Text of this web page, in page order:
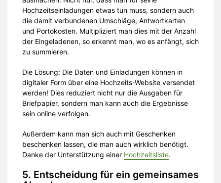
Hochzeitseinladungen etwas tun muss, sondern auch
die damit verbundenen Umschläge, Antwortkarten
und Portokosten. Multipliziert man dies mit der Anzahl
der Eingeladenen, so erkennt man, wo es anfängt, sich
zu summieren.
Die Lösung: Die Daten und Einladungen können in
digitaler Form über eine Hochzeits-Website versendet
werden! Dies reduziert nicht nur die Ausgaben für
Briefpapier, sondern man kann auch die Ergebnisse
sein online verfolgen.
Außerdem kann man sich auch mit Geschenken
beschenken lassen, die man auch wirklich benötigt.
Danke der Unterstützung einer Hochzeitsliste.
5. Entscheidung für ein gemeinsames